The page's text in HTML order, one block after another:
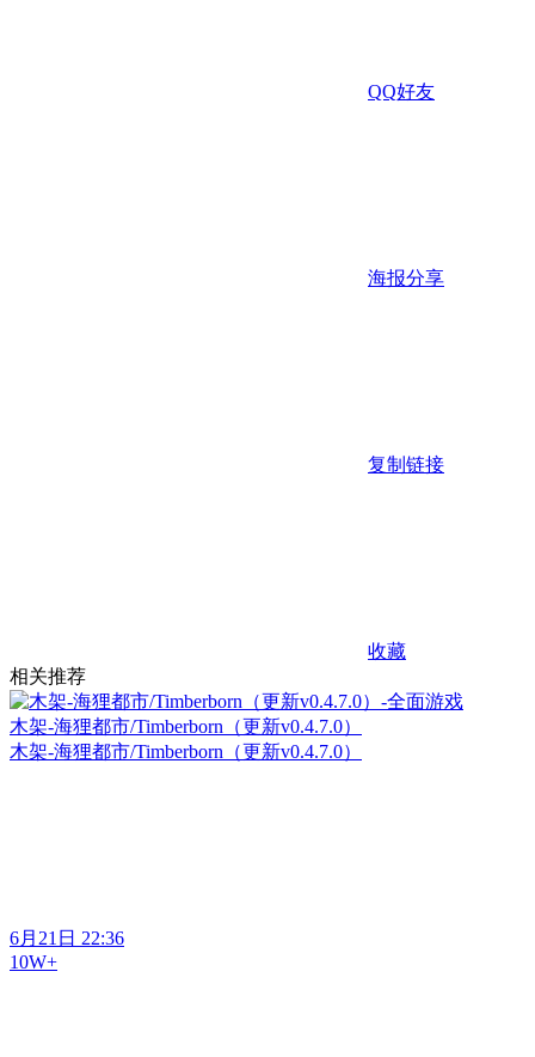
QQ好友
海报分享
复制链接
收藏
相关推荐
木架-海狸都市/Timberborn（更新v0.4.7.0）
木架-海狸都市/Timberborn（更新v0.4.7.0）
6月21日 22:36
10W+